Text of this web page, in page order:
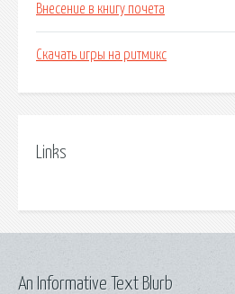
Внесение в книгу почета
Скачать игры на ритмикс
Links
An Informative Text Blurb